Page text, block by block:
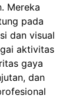
Mereka
pada
dan visual
aktivitas
gaya
dan